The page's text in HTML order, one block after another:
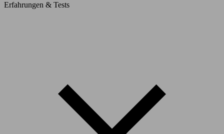
Erfahrungen & Tests